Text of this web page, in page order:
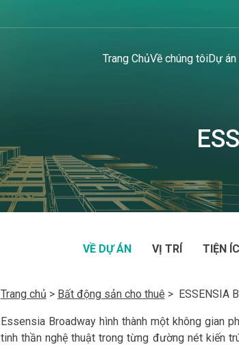
Trang ChủVề chúng tôiDự
VỀ DỰ ÁN VỊ TRÍ TIỆN
Trang chủ > Bất động sản cho thuê > ESSENSIA
Essensia Broadway hình thành một không gian
tinh thần nghệ thuật trong từng đường nét kiến